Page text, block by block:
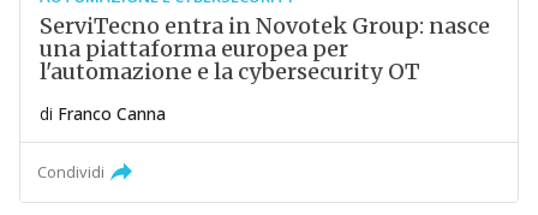
ServiTecno entra in Novotek Group: nasce
una piattaforma europea per
l'automazione e la cybersecurity OT
di Franco Canna
Condividi